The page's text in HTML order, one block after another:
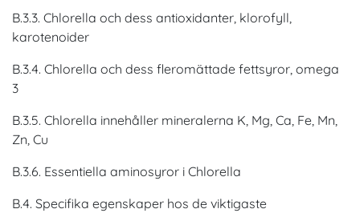
B.3.3. Chlorella och dess antioxidanter, klorofyll,
karotenoider
B.3.4. Chlorella och dess fleromättade fettsyror, omega
3
B.3.5. Chlorella innehåller mineralerna K, Mg, Ca, Fe, Mn,
Zn, Cu
B.3.6. Essentiella aminosyror i Chlorella
B.4. Specifika egenskaper hos de viktigaste